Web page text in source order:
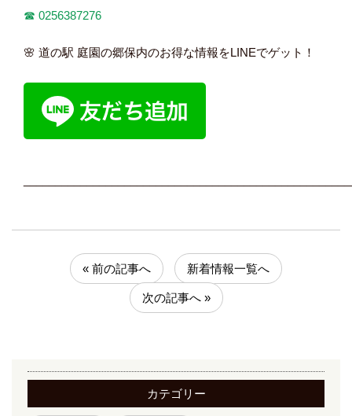
☎︎ 0256387276
🌸 道の駅 庭園の郷保内のお得な情報をLINEでゲット！
« 前の記事へ 新着情報一覧へ
次の記事へ »
カテゴリー